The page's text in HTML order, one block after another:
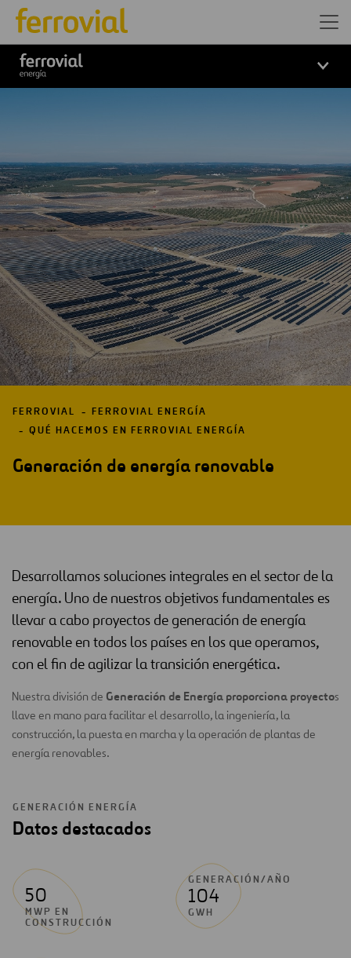
FERROVIAL
FERROVIAL ENERGÍA
QUÉ HACEMOS EN FERROVIAL ENERGÍA
Generación de energía renovable
Desarrollamos soluciones integrales en el sector de la
energía. Uno de nuestros objetivos fundamentales es
llevar a cabo proyectos de generación de energía
renovable en todos los países en los que operamos,
con el fin de agilizar la transición energética.
Nuestra división de Generación de Energía proporciona proyectos
llave en mano para facilitar el desarrollo, la ingeniería, la
construcción, la puesta en marcha y la operación de plantas de
energía renovables.
GENERACIÓN ENERGÍA
Datos destacados
50
MWP EN
CONSTRUCCIÓN
GENERACIÓN/AÑO
104
GWH